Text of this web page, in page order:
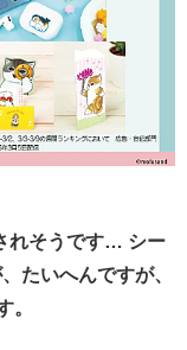
れそうです… シー
たいへんですが、
。